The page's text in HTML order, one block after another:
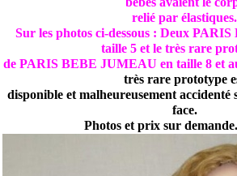
relié par élastiques.
Sur les photos ci-dessous : Deux
taille 5 et le très rare
de PARIS BEBE JUMEAU en taille 8 et
très rare prototype
disponible et malheureusement accidenté
face.
Photos et prix sur demande.